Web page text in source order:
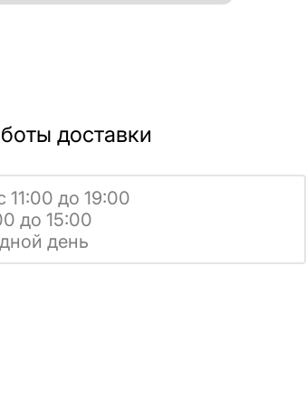
доставки
11:00 до 19:00
до 15:00
день